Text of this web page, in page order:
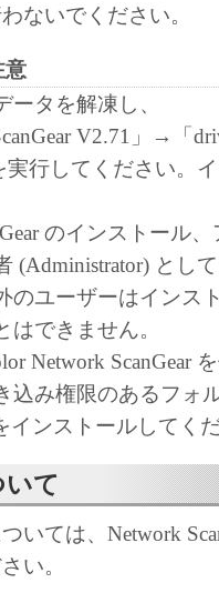
ウェア」の使用のい
意できない場合、「
できません。
様が「キヤノン製品
製品」に直接または
コンピュータ（以下
、「本ソフトウェア
ソフトウェア」をコ
ルすること、または
アクセスすること、
ものとします。）す
て許諾します。お客
クを通じて接続され
ータの使用者に対し
とができますが、か
ないでください。
意
ータを解凍し、
V2.71」→「
実行してください。
のインストール
(Administrator) とし
のユーザーはインス
はできません。
Network ScanGear
込み権限のあるフォ
インストールしてく
て
いては、Network
い。